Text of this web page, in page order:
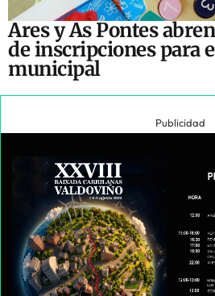
Ares y As Pontes
de inscripciones para
municipal
Publicidad